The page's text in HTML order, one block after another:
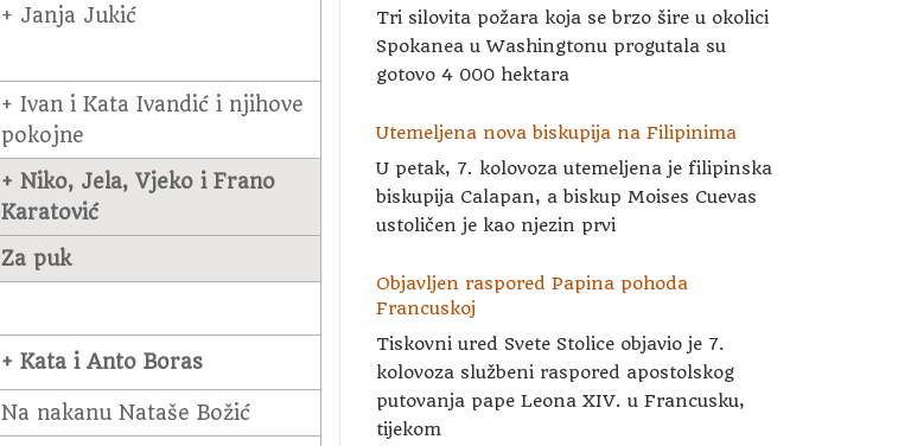
+ Janja Jukić
+ Ivan i Kata Ivandić i njihove
pokojne
+ Niko, Jela, Vjeko i Frano
Karatović
Za puk
+ Kata i Anto Boras
Na nakanu Nataše Božić
Tri silovita požara koja se brzo šire u okolici
Spokanea u Washingtonu progutala su
gotovo 4 000 hektara
Utemeljena nova biskupija na Filipinima
U petak, 7. kolovoza utemeljena je filipinska
biskupija Calapan, a biskup Moises Cuevas
ustoličen je kao njezin prvi
Objavljen raspored Papina pohoda
Francuskoj
Tiskovni ured Svete Stolice objavio je 7.
kolovoza službeni raspored apostolskog
putovanja pape Leona XIV. u Francusku,
tijekom